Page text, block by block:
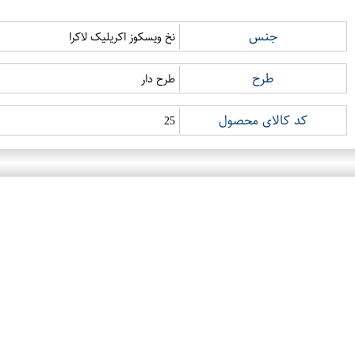
جنس نخ ویسکوز اکریلیک لاکرا
طرح طرح دار
کد کالای محصول 25